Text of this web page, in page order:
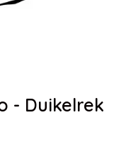
- Duikelrek